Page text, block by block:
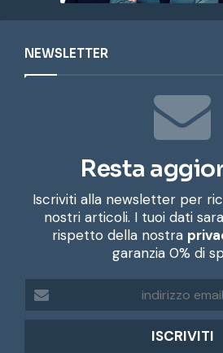
NEWSLETTER
Resta
Iscriviti alla newsletter per
nostri articoli. I tuoi dati
rispetto della nostra
garanzia 0% di
d